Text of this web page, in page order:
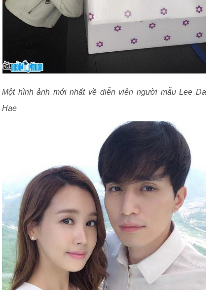
Một hình ảnh mới nhất về diễn viên người mẫu Lee Da
Hae